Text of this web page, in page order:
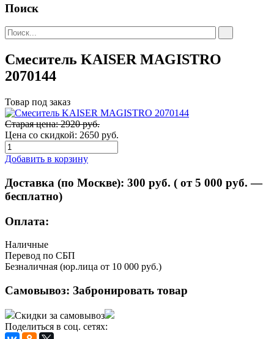
Поиск
Смеситель KAISER MAGISTRO
2070144
Товар под заказ
Старая цена: 2920 руб.
Цена со скидкой: 2650 руб.
Добавить в корзину
Доставка (по Москве): 300 руб. ( от 5 000 руб. —
бесплатно)
Оплата:
Наличные
Перевод по СБП
Безналичная (юр.лица от 10 000 руб.)
Самовывоз: Забронировать товар
Скидки за самовывоз
Поделиться в соц. сетях: